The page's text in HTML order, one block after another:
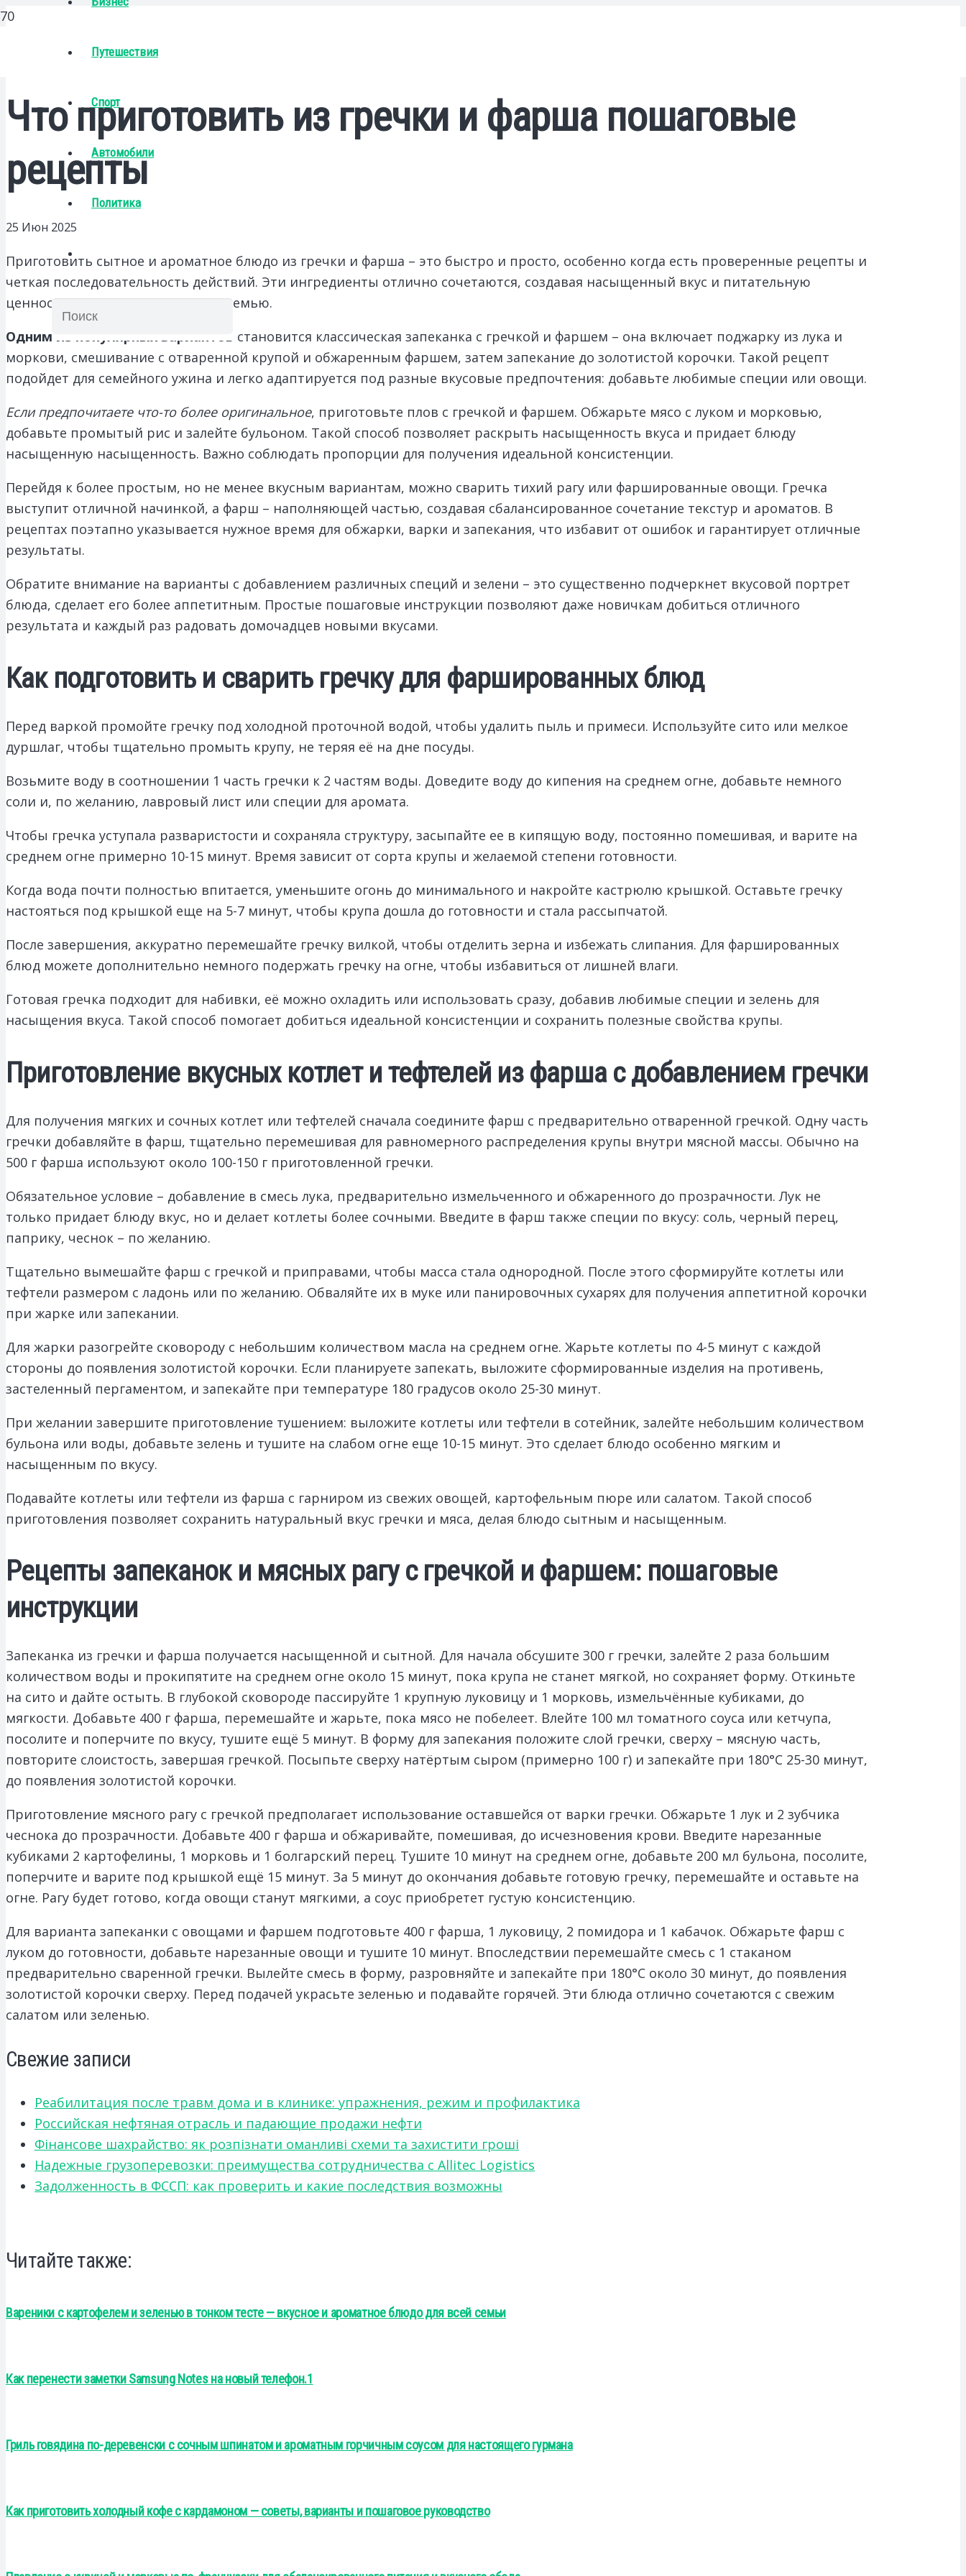
Путешествия
Спорт
Автомобили
Политика
Что приготовить из гречки и фарша пошаговые
рецепты
25 Июн 2025
Приготовить сытное и ароматное блюдо из гречки и фарша – это быстро и просто, особенно когда есть проверенные рецепты и
четкая последовательность действий. Эти ингредиенты отлично сочетаются, создавая насыщенный вкус и питательную
ценность, которая порадует всю семью.
Одним из популярных вариантов
становится классическая запеканка с гречкой и фаршем – она включает поджарку из лука и
моркови, смешивание с отваренной крупой и обжаренным фаршем, затем запекание до золотистой корочки. Такой рецепт
подойдет для семейного ужина и легко адаптируется под разные вкусовые предпочтения: добавьте любимые специи или овощи.
Если предпочитаете что-то более оригинальное, приготовьте плов с гречкой и фаршем. Обжарьте мясо с луком и морковью,
добавьте промытый рис и залейте бульоном. Такой способ позволяет раскрыть насыщенность вкуса и придает блюду
насыщенную насыщенность. Важно соблюдать пропорции для получения идеальной консистенции.
Перейдя к более простым, но не менее вкусным вариантам, можно сварить тихий рагу или фаршированные овощи. Гречка
выступит отличной начинкой, а фарш – наполняющей частью, создавая сбалансированное сочетание текстур и ароматов. В
рецептах поэтапно указывается нужное время для обжарки, варки и запекания, что избавит от ошибок и гарантирует отличные
результаты.
Обратите внимание на варианты с добавлением различных специй и зелени – это существенно подчеркнет вкусовой портрет
блюда, сделает его более аппетитным. Простые пошаговые инструкции позволяют даже новичкам добиться отличного
результата и каждый раз радовать домочадцев новыми вкусами.
Как подготовить и сварить гречку для фаршированных блюд
Перед варкой промойте гречку под холодной проточной водой, чтобы удалить пыль и примеси. Используйте сито или мелкое
дуршлаг, чтобы тщательно промыть крупу, не теряя её на дне посуды.
Возьмите воду в соотношении 1 часть гречки к 2 частям воды. Доведите воду до кипения на среднем огне, добавьте немного
соли и, по желанию, лавровый лист или специи для аромата.
Чтобы гречка уступала разваристости и сохраняла структуру, засыпайте ее в кипящую воду, постоянно помешивая, и варите на
среднем огне примерно 10-15 минут. Время зависит от сорта крупы и желаемой степени готовности.
Когда вода почти полностью впитается, уменьшите огонь до минимального и накройте кастрюлю крышкой. Оставьте гречку
настояться под крышкой еще на 5-7 минут, чтобы крупа дошла до готовности и стала рассыпчатой.
После завершения, аккуратно перемешайте гречку вилкой, чтобы отделить зерна и избежать слипания. Для фаршированных
блюд можете дополнительно немного подержать гречку на огне, чтобы избавиться от лишней влаги.
Готовая гречка подходит для набивки, её можно охладить или использовать сразу, добавив любимые специи и зелень для
насыщения вкуса. Такой способ помогает добиться идеальной консистенции и сохранить полезные свойства крупы.
Приготовление вкусных котлет и тефтелей из фарша с добавлением гречки
Для получения мягких и сочных котлет или тефтелей сначала соедините фарш с предварительно отваренной гречкой. Одну часть
гречки добавляйте в фарш, тщательно перемешивая для равномерного распределения крупы внутри мясной массы. Обычно на
500 г фарша используют около 100-150 г приготовленной гречки.
Обязательное условие – добавление в смесь лука, предварительно измельченного и обжаренного до прозрачности. Лук не
только придает блюду вкус, но и делает котлеты более сочными. Введите в фарш также специи по вкусу: соль, черный перец,
паприку, чеснок – по желанию.
Тщательно вымешайте фарш с гречкой и приправами, чтобы масса стала однородной. После этого сформируйте котлеты или
тефтели размером с ладонь или по желанию. Обваляйте их в муке или панировочных сухарях для получения аппетитной корочки
при жарке или запекании.
Для жарки разогрейте сковороду с небольшим количеством масла на среднем огне. Жарьте котлеты по 4-5 минут с каждой
стороны до появления золотистой корочки. Если планируете запекать, выложите сформированные изделия на противень,
застеленный пергаментом, и запекайте при температуре 180 градусов около 25-30 минут.
При желании завершите приготовление тушением: выложите котлеты или тефтели в сотейник, залейте небольшим количеством
бульона или воды, добавьте зелень и тушите на слабом огне еще 10-15 минут. Это сделает блюдо особенно мягким и
насыщенным по вкусу.
Подавайте котлеты или тефтели из фарша с гарниром из свежих овощей, картофельным пюре или салатом. Такой способ
приготовления позволяет сохранить натуральный вкус гречки и мяса, делая блюдо сытным и насыщенным.
Рецепты запеканок и мясных рагу с гречкой и фаршем: пошаговые
инструкции
Запеканка из гречки и фарша получается насыщенной и сытной. Для начала обсушите 300 г гречки, залейте 2 раза большим
количеством воды и прокипятите на среднем огне около 15 минут, пока крупа не станет мягкой, но сохраняет форму. Откиньте
на сито и дайте остыть. В глубокой сковороде пассируйте 1 крупную луковицу и 1 морковь, измельчённые кубиками, до
мягкости. Добавьте 400 г фарша, перемешайте и жарьте, пока мясо не побелеет. Влейте 100 мл томатного соуса или кетчупа,
посолите и поперчите по вкусу, тушите ещё 5 минут. В форму для запекания положите слой гречки, сверху – мясную часть,
повторите слоистость, завершая гречкой. Посыпьте сверху натёртым сыром (примерно 100 г) и запекайте при 180°C 25-30 минут,
до появления золотистой корочки.
Приготовление мясного рагу с гречкой предполагает использование оставшейся от варки гречки. Обжарьте 1 лук и 2 зубчика
чеснока до прозрачности. Добавьте 400 г фарша и обжаривайте, помешивая, до исчезновения крови. Введите нарезанные
кубиками 2 картофелины, 1 морковь и 1 болгарский перец. Тушите 10 минут на среднем огне, добавьте 200 мл бульона, посолите,
поперчите и варите под крышкой ещё 15 минут. За 5 минут до окончания добавьте готовую гречку, перемешайте и оставьте на
огне. Рагу будет готово, когда овощи станут мягкими, а соус приобретет густую консистенцию.
Для варианта запеканки с овощами и фаршем подготовьте 400 г фарша, 1 луковицу, 2 помидора и 1 кабачок. Обжарьте фарш с
луком до готовности, добавьте нарезанные овощи и тушите 10 минут. Впоследствии перемешайте смесь с 1 стаканом
предварительно сваренной гречки. Вылейте смесь в форму, разровняйте и запекайте при 180°C около 30 минут, до появления
золотистой корочки сверху. Перед подачей украсьте зеленью и подавайте горячей. Эти блюда отлично сочетаются с свежим
салатом или зеленью.
Свежие записи
Реабилитация после травм дома и в клинике: упражнения, режим и профилактика
Российская нефтяная отрасль и падающие продажи нефти
Фінансове шахрайство: як розпізнати оманливі схеми та захистити гроші
Надежные грузоперевозки: преимущества сотрудничества с Allitec Logistics
Задолженность в ФССП: как проверить и какие последствия возможны
Читайте также:
Вареники с картофелем и зеленью в тонком тесте — вкусное и ароматное блюдо для всей семьи
Как перенести заметки Samsung Notes на новый телефон.1
Гриль говядина по-деревенски с сочным шпинатом и ароматным горчичным соусом для настоящего гурмана
Как приготовить холодный кофе с кардамоном — советы, варианты и пошаговое руководство